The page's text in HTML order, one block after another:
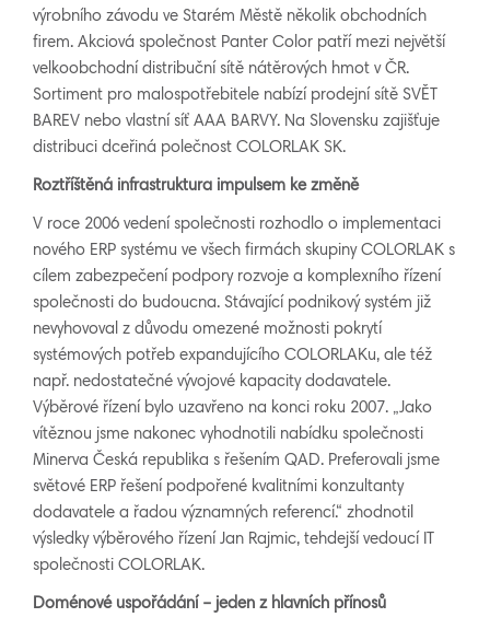
výrobního závodu ve Starém Městě několik obchodních
firem. Akciová společnost Panter Color patří mezi největší
velkoobchodní distribuční sítě nátěrových hmot v ČR.
Sortiment pro malospotřebitele nabízí prodejní sítě SVĚT
BAREV nebo vlastní síť AAA BARVY. Na Slovensku zajišťuje
distribuci dceřiná polečnost COLORLAK SK.
Roztříštěná infrastruktura impulsem ke změně
V roce 2006 vedení společnosti rozhodlo o implementaci
nového ERP systému ve všech firmách skupiny COLORLAK s
cílem zabezpečení podpory rozvoje a komplexního řízení
společnosti do budoucna. Stávající podnikový systém již
nevyhovoval z důvodu omezené možnosti pokrytí
systémových potřeb expandujícího COLORLAKu, ale též
např. nedostatečné vývojové kapacity dodavatele.
Výběrové řízení bylo uzavřeno na konci roku 2007. „Jako
vítěznou jsme nakonec vyhodnotili nabídku společnosti
Minerva Česká republika s řešením QAD. Preferovali jsme
světové ERP řešení podpořené kvalitními konzultanty
dodavatele a řadou významných referencí.“ zhodnotil
výsledky výběrového řízení Jan Rajmic, tehdejší vedoucí IT
společnosti COLORLAK.
Doménové uspořádání – jeden z hlavních přínosů